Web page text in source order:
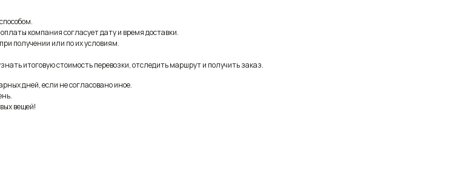
компания согласует дату и время доставки.
получении или по их условиям.
итоговую стоимость перевозки, отследить маршрут и получить заказ.
дней, если не согласовано иное.
вещей!